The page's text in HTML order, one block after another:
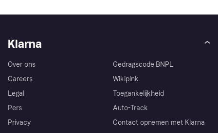
Klarna
Over ons
Careers
Legal
Pers
Privacy
Gedragscode BNPL
Wikipink
Toegankelijkheid
Auto-Track
Contact opnemen met Klarna